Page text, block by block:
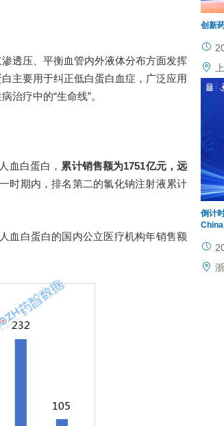
透压、平衡血管内外液体分布方面发挥
主要用于纠正低白蛋白血症，广泛应用
疗中的“生命线”。
血白蛋白， 累计销售额为1751亿元，远
时期内，排名第二的氯化钠注射液累计
血白蛋白的国内公立医疗机构年销售额
创新
倒计
China